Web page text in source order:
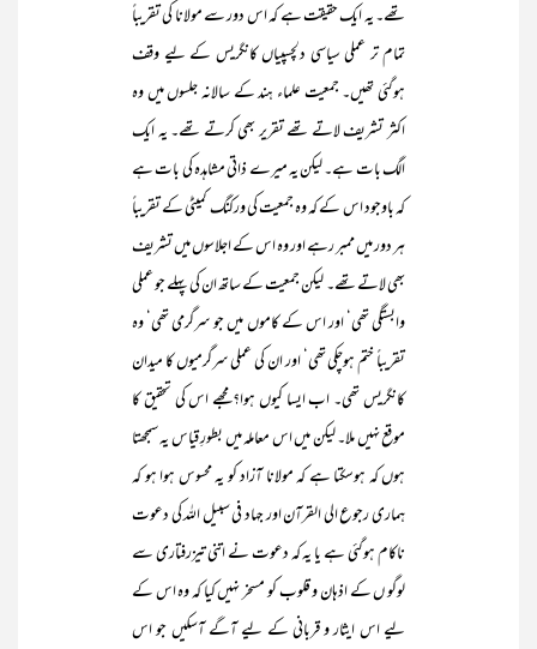
تھے۔ یہ ایک حقیقت ہے کہ اس دور سے مولانا کی تقریباً
تمام تر عملی سیاسی دلچسپیاں کانگریس کے لیے وقف
ہوگئی تھیں۔ جمعیت علماء ہند کے سالانہ جلسوں میں وہ
اکثر تشریف لاتے تھے تقریر بھی کرتے تھے۔ یہ ایک
الگ بات ہے۔ لیکن یہ میرے ذاتی مشاہدہ کی بات ہے
کہ باوجود اس کے کہ وہ جمعیت کی ورکنگ کمیٹی کے تقریباً
ہر دور میں ممبر رہے اور وہ اس کے اجلاسوں میں تشریف
بھی لاتے تھے۔ لیکن جمعیت کے ساتھ ان کی پہلے جو عملی
وابستگی تھی‘ اور اس کے کاموں میں جو سرگرمی تھی‘ وہ
تقریباً ختم ہوچکی تھی‘ اور ان کی عملی سرگرمیوں کا میدان
کانگریس تھی۔ اب ایسا کیوں ہوا؟ مجھے اس کی تحقیق کا
موقع نہیں ملا۔ لیکن میں اس معاملہ میں بطورِ قیاس یہ سمجھتا
ہوں کہ ہوسکتا ہے کہ مولانا آزاد کو یہ محسوس ہوا ہو کہ
ہماری رجوع الی القرآن اور جہاد فی سبیل اللہ کی دعوت
ناکام ہوگئی ہے یا یہ کہ دعوت نے اتنی تیزرفتاری سے
لوگو ں کے اذہان و قلوب کو مسخر نہیں کیا کہ وہ اس کے
لیے اس ایثار و قربانی کے لیے آگے آسکیں جو اس